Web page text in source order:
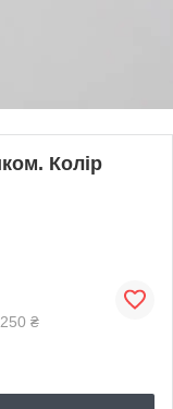
Колір
₴